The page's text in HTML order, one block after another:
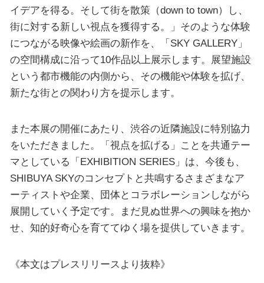
イデアを得る。そして街を散策（down to town）し、
街に対する新しい視点を獲得する。」そのような体験
につながる映像や絵画の新作を、「SKY GALLERY」
の空間構成に沿って10作品以上展示します。展望施設
という都市機能の内側から、その機能や体験を拡げ、
新たな街との関わり方を提示します。
また本展の開催にあたり、渋谷の近隣施設に特別協力
をいただきました。「視点を拡げる」ことを共通テー
マとしている「EXHIBITION SERIES」は、今後も、
SHIBUYA SKYのコンセプトと共鳴するさまざまなア
ーティストや企業、団体とコラボレーションしながら
展開していく予定です。まだ見ぬ世界への興味を抱か
せ、知的好奇心を育ててゆく場を提供していきます。
《本文はプレスリリースより抜粋》